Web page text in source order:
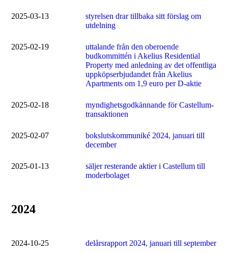
2025-03-13
styrelsen drar tillbaka sitt förslag om
utdelning
2025-02-19
uttalande från den oberoende
budkommittén i Akelius Residential
Property med anledning av det offentliga
uppköpserbjudandet från Akelius
Apartments om 1,9 euro per D-aktie
2025-02-18
myndighetsgodkännande för Castellum-
transaktionen
2025-02-07
bokslutskommuniké 2024, januari till
december
2025-01-13
säljer resterande aktier i Castellum till
moderbolaget
2024
2024-10-25 delårsrapport 2024, januari till september